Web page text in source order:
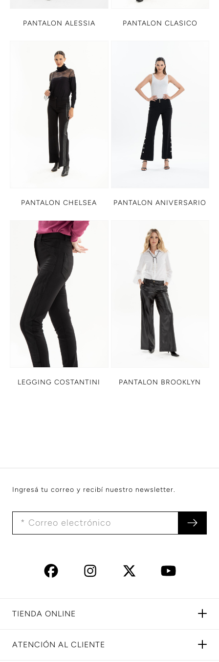
PANTALON ALESSIA PANTALON CLASICO
PANTALON CHELSEA PANTALON ANIVERSARIO
LEGGING COSTANTINI PANTALON BROOKLYN
Ingresá tu correo y recibí nuestro newsletter.
TIENDA ONLINE
ATENCIÓN AL CLIENTE